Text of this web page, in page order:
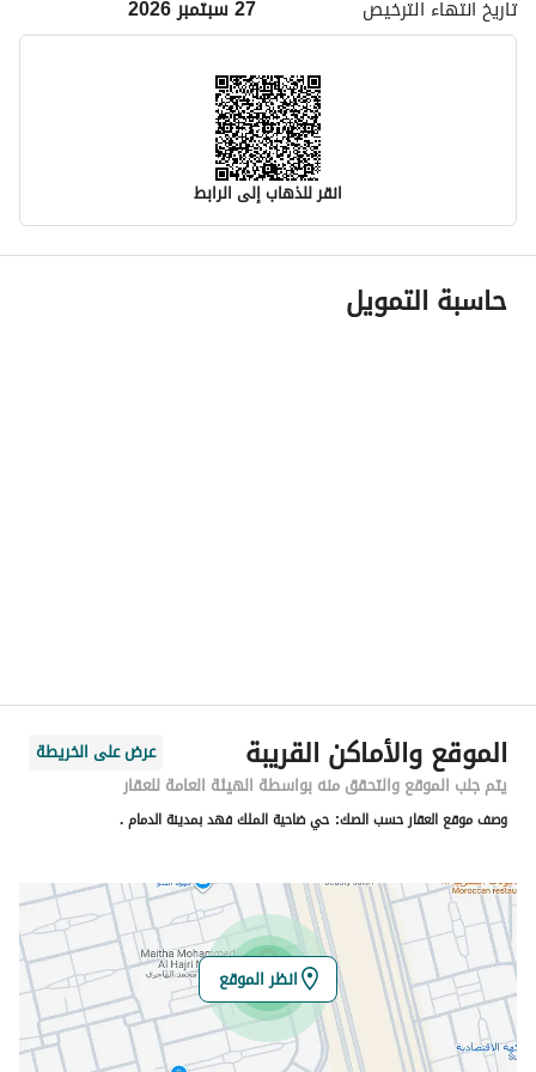
تاريخ انتهاء الترخيص 27 سبتمبر 2026
انقر للذهاب إلى الرابط
معلومات مسؤول الإعلان
اسم المسؤول
رقم المبنى
5038
الرقم الاضافي
7652
خط العرض
26.4214448649783
خط الطول
49.988612575844
تفاصيل العقار
حاسبة التمويل
الموقع والأماكن القريبة
عرض على الخريطة
يتم جلب الموقع والتحقق منه بواسطة الهيئة العامة للعقار
وصف موقع العقار حسب الصك: حي ضاحية الملك فهد بمدينة الدمام .
انظر الموقع